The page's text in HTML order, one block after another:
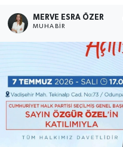
MERVE ESRA ÖZER
MUHABIR